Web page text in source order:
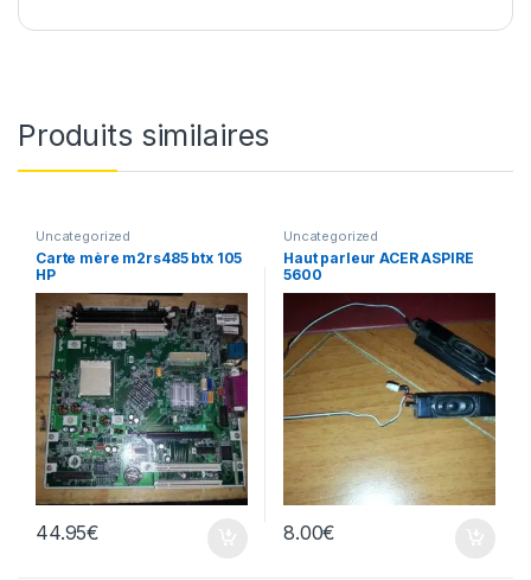
Produits similaires
Uncategorized
Carte mère m2rs485 btx 105
HP
44.95€
Uncategorized
Haut parleur ACER ASPIRE
5600
8.00€